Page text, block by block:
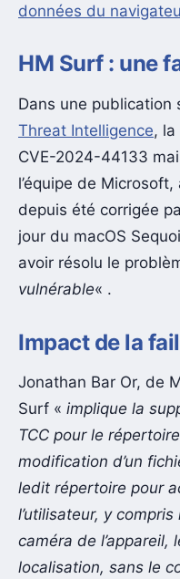
données du
HM Surf : une
Dans une publication
Threat Intelligence, la
CVE-2024-44133
l’équipe de
depuis été corrigée
jour du macOS
avoir résolu le
vulnérable« .
Impact de la
Jonathan Bar Or, de
Surf « implique la
TCC pour le
modification d’un
ledit répertoire pour
l’utilisateur, y
caméra de l’appareil,
localisation, sans le